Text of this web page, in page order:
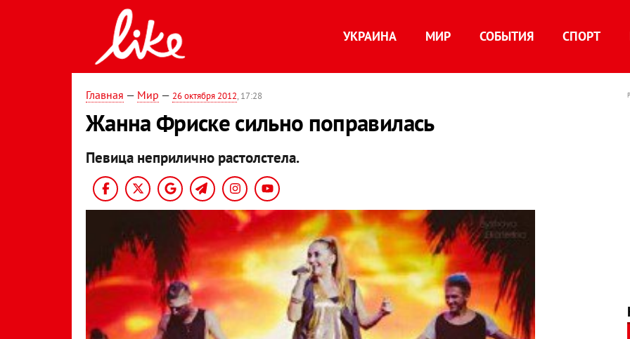
УКРАИНА МИР СОБЫТИЯ СПОРТ
Главная — Мир — 26 октября 2012, 17:28
Жанна Фриске сильно поправилась
Певица неприлично растолстела.